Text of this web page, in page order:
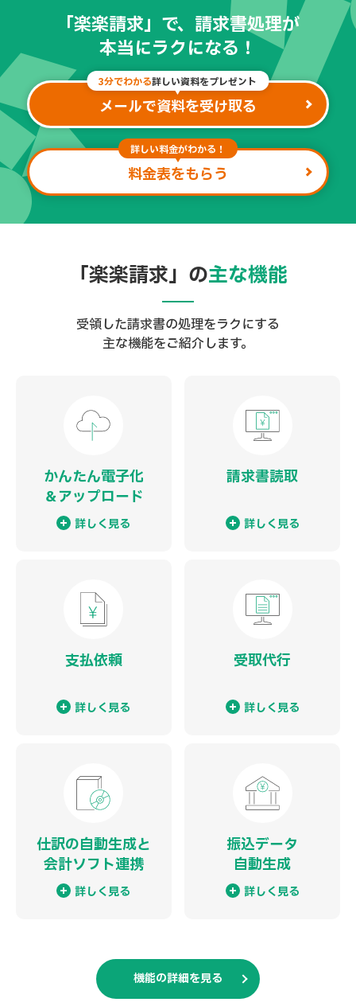
「楽楽請求」で、請求書処理が
本当にラクになる！
3分でわかる詳しい資料をプレゼント
メールで資料を受け取る
詳しい料金がわかる！
料金表をもらう
「楽楽請求」の主な機能
受領した請求書の処理をラクにする
主な機能をご紹介します。
かんたん電子化
＆アップロード
詳しく見る
請求書読取
詳しく見る
支払依頼
詳しく見る
受取代行
詳しく見る
仕訳の自動生成と
会計ソフト連携
詳しく見る
振込データ
自動生成
詳しく見る
機能の詳細を見る